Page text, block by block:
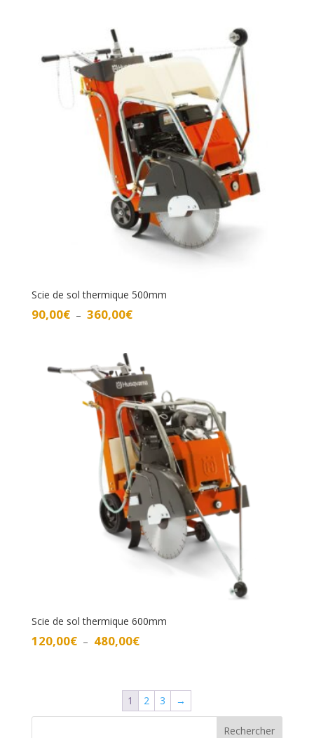
à
251,00€
Scie de sol thermique 500mm
90,00€ – 360,00€Plage
à
360,00€
Scie de sol thermique 600mm
120,00€ – 480,00€Plage
480,00€
1 2 3 →
Rechercher